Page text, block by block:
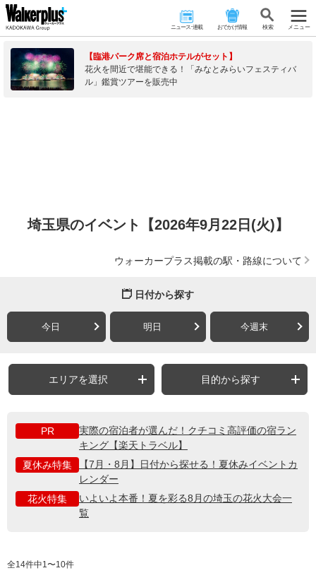
ニュース･連載 おでかけ情報 検 索 メニュー
【臨港パーク席と宿泊ホテルがセット】
花火を間近で堪能できる！「みなとみらいフェスティバ
ル」鑑賞ツアーを販売中
埼玉県のイベント【2026年9月22日(火)】
ウォーカープラス掲載の駅・路線について
日付から探す
今日 明日 今週末
エリアを選択 目的から探す
PR
実際の宿泊者が選んだ！クチコミ高評価の宿ラン
キング【楽天トラベル】
夏休み特集
【7月・8月】日付から探せる！夏休みイベントカ
レンダー
花火特集
いよいよ本番！夏を彩る8月の埼玉の花火大会一
覧
全14件中1〜10件